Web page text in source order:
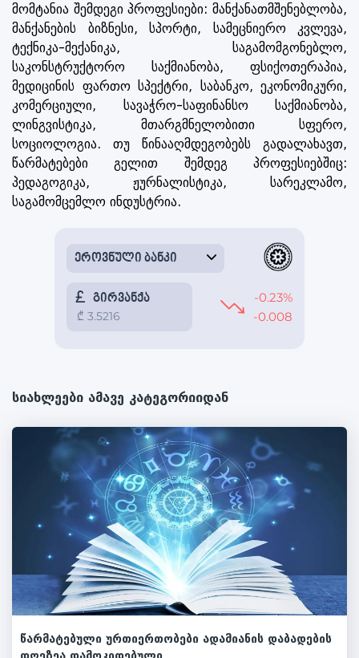
მომტანია შემდეგი პროფესიები: მანქანათმშენებლობა,
მანქანების ბიზნესი, სპორტი, სამეცნიერო კვლევა,
ტექნიკა-მექანიკა, საგამომგონებლო,
საკონსტრუქტორო საქმიანობა, ფსიქოთერაპია,
მედიცინის ფართო სპექტრი, საბანკო, ეკონომიკური,
კომერციული, სავაჭრო-საფინანსო საქმიანობა,
ლინგვისტიკა, მთარგმნელობითი სფერო,
სოციოლოგია. თუ წინააღმდეგობებს გადალახავთ,
წარმატებები გელით შემდეგ პროფესიებშიც:
პედაგოგიკა, ჟურნალისტიკა, სარეკლამო,
საგამომცემლო ინდუსტრია.
სიახლეები ამავე კატეგორიიდან
წარმატებული ურთიერთობები ადამიანის დაბადების